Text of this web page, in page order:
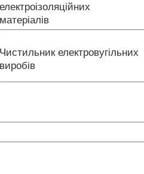
електроізоляційних
матеріалів
Чистильник електровугільних
виробів